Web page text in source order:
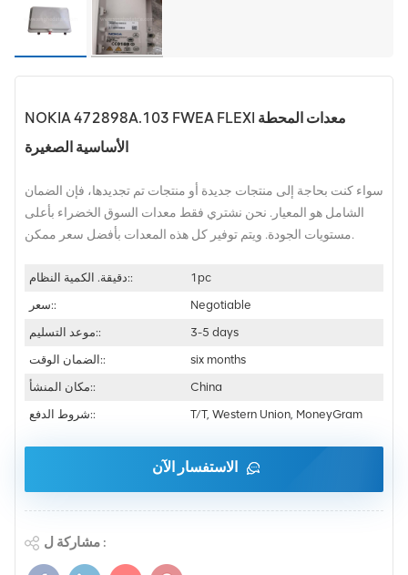
NOKIA 472898A.103 FWEA FLEXI معدات المحطة
الأساسية الصغيرة
سواء كنت بحاجة إلى منتجات جديدة أو منتجات تم تجديدها، فإن الضمان
الشامل هو المعيار. نحن نشتري فقط معدات السوق الخضراء بأعلى
مستويات الجودة. ويتم توفير كل هذه المعدات بأفضل سعر ممكن.
دقيقة. الكمية النظام::
1pc
سعر::
Negotiable
موعد التسليم::
3-5 days
الضمان الوقت::
six months
مكان المنشأ::
China
شروط الدفع::
T/T, Western Union, MoneyGram
الاستفسار الآن
مشاركة ل :